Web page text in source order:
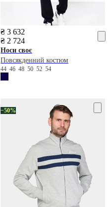
₴ 3 632
₴ 2 724
Носи своє
Повсякденний костюм
444648505254
−50%